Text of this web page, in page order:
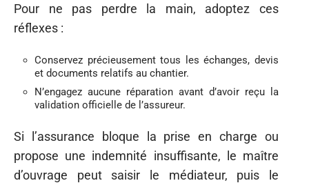
Pour ne pas perdre la main, adoptez ces
réflexes :
Conservez précieusement tous les échanges, devis
et documents relatifs au chantier.
N’engagez aucune réparation avant d’avoir reçu la
validation officielle de l’assureur.
Si l’assurance bloque la prise en charge ou
propose une indemnité insuffisante, le maître
d’ouvrage peut saisir le médiateur, puis le